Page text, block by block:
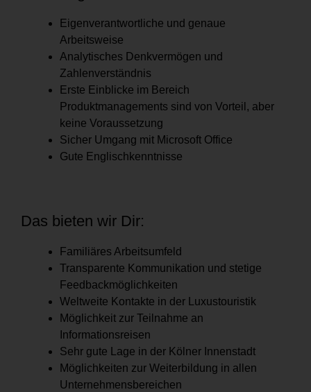
Eigenverantwortliche und genaue
Arbeitsweise
Analytisches Denkvermögen und
Zahlenverständnis
Erste Einblicke im Bereich
Produktmanagements sind von Vorteil, aber
keine Voraussetzung
Sicher Umgang mit Microsoft Office
Gute Englischkenntnisse
Das bieten wir Dir:
Familiäres Arbeitsumfeld
Transparente Kommunikation und stetige
Feedbackmöglichkeiten
Weltweite Kontakte in der Luxustouristik
Möglichkeit zur Teilnahme an
Informationsreisen
Sehr gute Lage in der Kölner Innenstadt
Möglichkeiten zur Weiterbildung in allen
Unternehmensbereichen